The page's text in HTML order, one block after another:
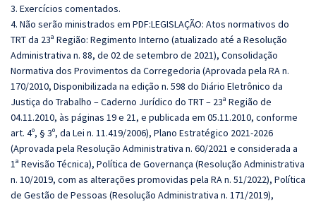
3. Exercícios comentados.
4. Não serão ministrados em PDF:LEGISLAÇÃO: Atos normativos do
TRT da 23ª Região: Regimento Interno (atualizado até a Resolução
Administrativa n. 88, de 02 de setembro de 2021), Consolidação
Normativa dos Provimentos da Corregedoria (Aprovada pela RA n.
170/2010, Disponibilizada na edição n. 598 do Diário Eletrônico da
Justiça do Trabalho – Caderno Jurídico do TRT – 23ª Região de
04.11.2010, às páginas 19 e 21, e publicada em 05.11.2010, conforme
art. 4º, § 3º, da Lei n. 11.419/2006), Plano Estratégico 2021-2026
(Aprovada pela Resolução Administrativa n. 60/2021 e considerada a
1ª Revisão Técnica), Política de Governança (Resolução Administrativa
n. 10/2019, com as alterações promovidas pela RA n. 51/2022), Política
de Gestão de Pessoas (Resolução Administrativa n. 171/2019),